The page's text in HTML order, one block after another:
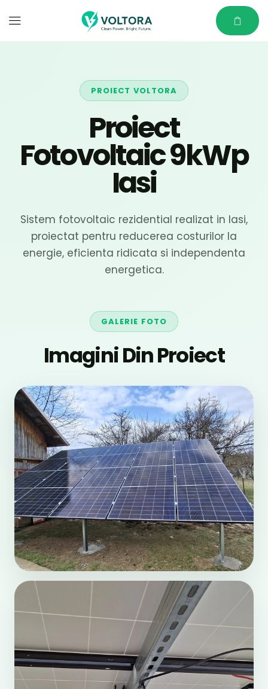
PROIECT VOLTORA
Proiect
Fotovoltaic 9kWp
Iasi
Sistem fotovoltaic rezidential realizat in Iasi,
proiectat pentru reducerea costurilor la
energie, eficienta ridicata si independenta
energetica.
GALERIE FOTO
Imagini Din Proiect